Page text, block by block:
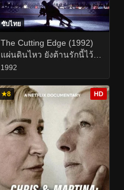
ซับไทย
The Cutting Edge (1992)
แผ่นดินไหว ยังต้านรักนี้ไว้ไม่
อยู่
1992
★8 HD